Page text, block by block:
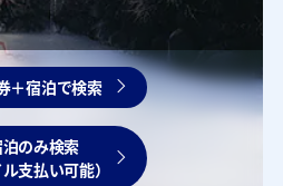
＋宿泊で検索
のみ検索
ル支払い可能）